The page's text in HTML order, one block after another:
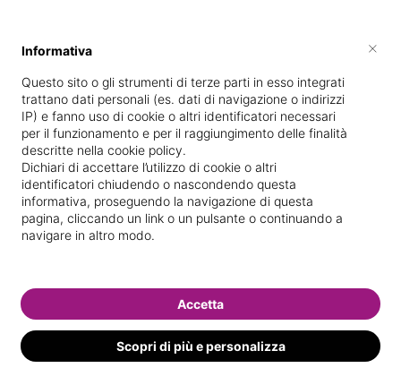
Diplomatapresso la scuola
Associazione Club beauté Milano
Acconciatura Milano Esteticanel
27/06/2014
Specializzata inManicure specialistica
Vedi le informazioni di giada
Informativa
Questo sito o gli strumenti di terze parti in esso integrati
trattano dati personali (es. dati di navigazione o indirizzi
IP) e fanno uso di cookie o altri identificatori necessari
per il funzionamento e per il raggiungimento delle finalità
descritte nella cookie policy.
Dichiari di accettare l’utilizzo di cookie o altri
identificatori chiudendo o nascondendo questa
informativa, proseguendo la navigazione di questa
pagina, cliccando un link o un pulsante o continuando a
navigare in altro modo.
Scopri di più e personalizza
Accetta
×